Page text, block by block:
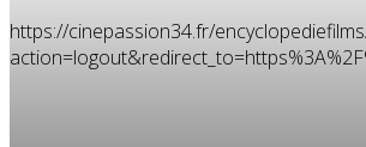
https://cinepassion34.fr/